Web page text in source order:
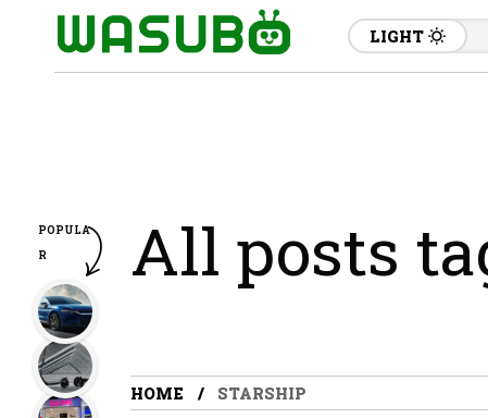
LIGHT
All posts
HOME STARSHIP
POPULA
R